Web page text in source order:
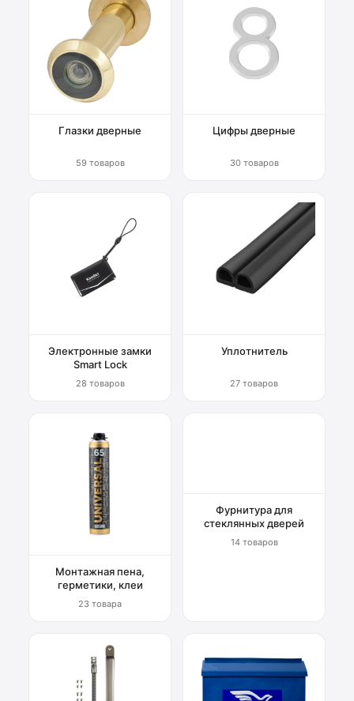
Глазки дверные
59 товаров
Цифры дверные
30 товаров
Электронные замки
Smart Lock
28 товаров
Уплотнитель
27 товаров
Монтажная пена,
герметики, клеи
23 товара
Фурнитура для
стеклянных дверей
14 товаров